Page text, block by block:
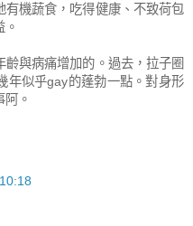
有機蔬食，吃得健康、不致荷包
與病痛增加的。過去，拉子圈
年似乎gay的蓬勃一點。對身形
。